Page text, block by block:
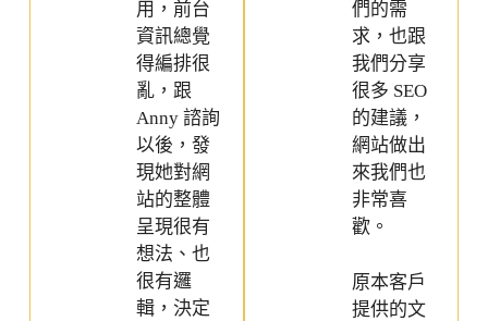
用，前台
資訊總覺
得編排很
亂，跟
Anny 諮詢
以後，發
現她對網
站的整體
呈現很有
想法、也
很有邏
輯，決定
們的需
求，也跟
我們分享
很多 SEO
的建議，
網站做出
來我們也
非常喜
歡。
原本客戶
提供的文